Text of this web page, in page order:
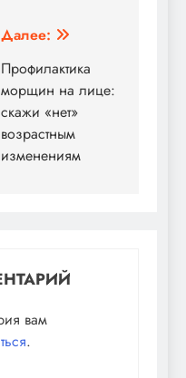
Далее:
Профилактика
морщин на лице:
скажи «нет»
возрастным
изменениям
вам
.